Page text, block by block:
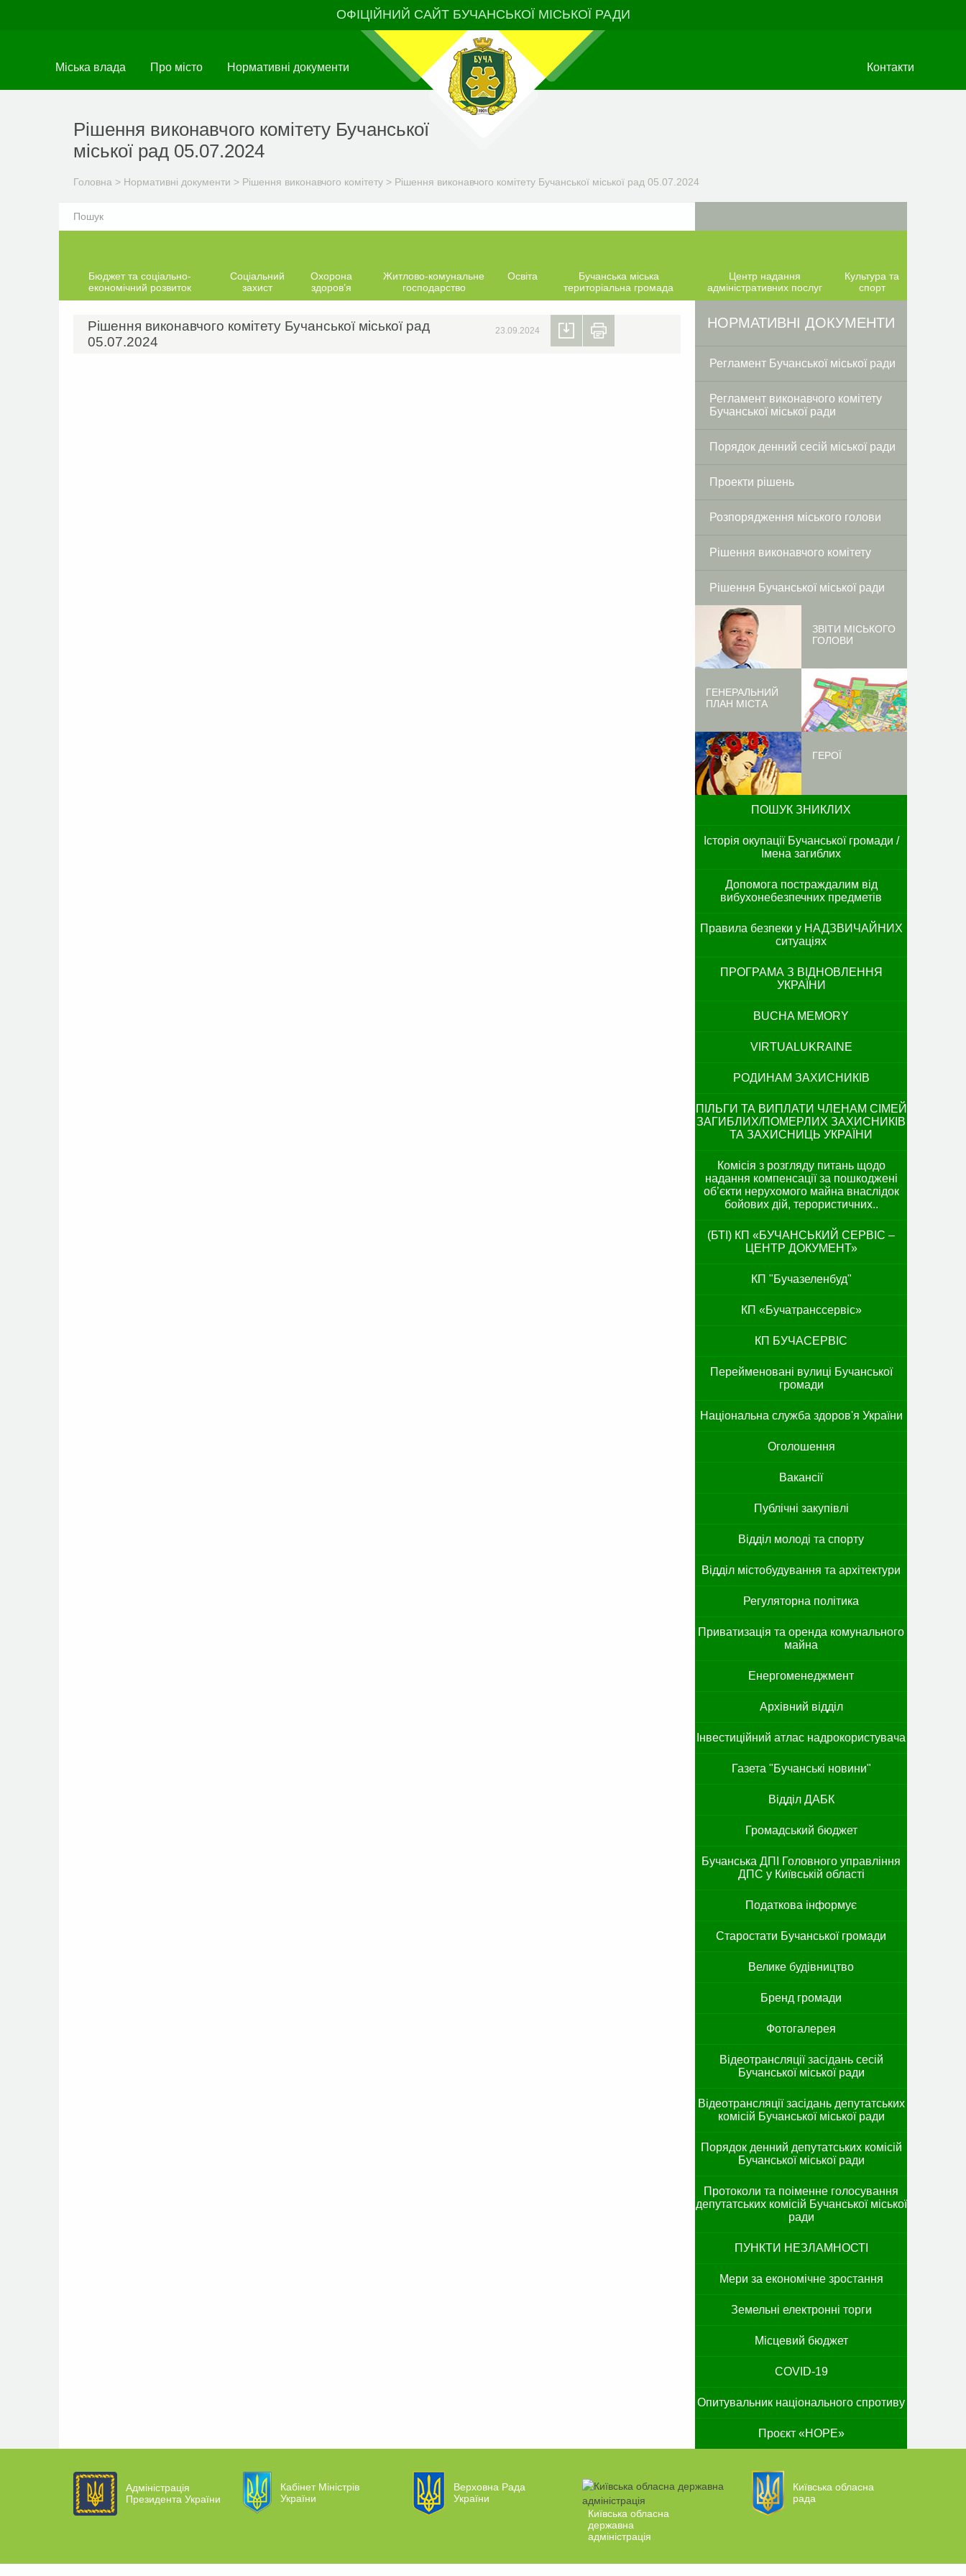
ОФІЦІЙНИЙ САЙТ БУЧАНСЬКОЇ МІСЬКОЇ РАДИ
Міська влада Про місто Нормативні документи Контакти
Рішення виконавчого комітету Бучанської
міської рад 05.07.2024
Головна > Нормативні документи > Рішення виконавчого комітету > Рішення виконавчого комітету Бучанської міської рад 05.07.2024
Бюджет та соціально-
економічний розвиток
Соціальний
захист
Охорона
здоров’я
Житлово-комунальне
господарство
Освіта
Бучанська міська
територіальна громада
Центр надання
адміністративних послуг
Культура та
спорт
Рішення виконавчого комітету Бучанської міської рад
05.07.2024
23.09.2024 Facebook
Twitter
НОРМАТИВНІ ДОКУМЕНТИ
Регламент Бучанської міської ради
Регламент виконавчого комітету
Бучанської міської ради
Порядок денний сесій міської ради
Проекти рішень
Розпорядження міського голови
Рішення виконавчого комітету
Рішення Бучанської міської ради
ЗВІТИ МІСЬКОГО
ГОЛОВИ
ГЕНЕРАЛЬНИЙ
ПЛАН МІСТА
ГЕРОЇ
ПОШУК ЗНИКЛИХ
Історія окупації Бучанської громади /
Імена загиблих
Допомога постраждалим від
вибухонебезпечних предметів
Правила безпеки у НАДЗВИЧАЙНИХ
ситуаціях
ПРОГРАМА З ВІДНОВЛЕННЯ
УКРАЇНИ
BUCHA MEMORY
VIRTUALUKRAINE
РОДИНАМ ЗАХИСНИКІВ
ПІЛЬГИ ТА ВИПЛАТИ ЧЛЕНАМ СІМЕЙ
ЗАГИБЛИХ/ПОМЕРЛИХ ЗАХИСНИКІВ
ТА ЗАХИСНИЦЬ УКРАЇНИ
Комісія з розгляду питань щодо
надання компенсації за пошкоджені
об’єкти нерухомого майна внаслідок
бойових дій, терористичних..
(БТІ) КП «БУЧАНСЬКИЙ СЕРВІС –
ЦЕНТР ДОКУМЕНТ»
КП "Бучазеленбуд"
КП «Бучатранссервіс»
КП БУЧАСЕРВІС
Перейменовані вулиці Бучанської
громади
Національна служба здоров'я України
Оголошення
Вакансії
Публічні закупівлі
Відділ молоді та спорту
Відділ містобудування та архітектури
Регуляторна політика
Приватизація та оренда комунального
майна
Енергоменеджмент
Архівний відділ
Інвестиційний атлас надрокористувача
Газета "Бучанські новини"
Відділ ДАБК
Громадський бюджет
Бучанська ДПІ Головного управління
ДПС у Київській області
Податкова інформує
Старостати Бучанської громади
Велике будівництво
Бренд громади
Фотогалерея
Відеотрансляції засідань сесій
Бучанської міської ради
Відеотрансляції засідань депутатських
комісій Бучанської міської ради
Порядок денний депутатських комісій
Бучанської міської ради
Протоколи та поіменне голосування
депутатських комісій Бучанської міської
ради
ПУНКТИ НЕЗЛАМНОСТІ
Мери за економічне зростання
Земельні електронні торги
Місцевий бюджет
COVID-19
Опитувальник національного спротиву
Проєкт «HOPE»
Адміністрація
Президента України
Кабінет Міністрів
України
Верховна Рада
України
Київська обласна
державна
адміністрація
Київська обласна
рада